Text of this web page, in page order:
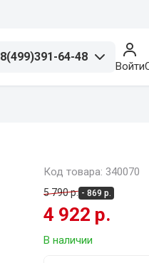
8(499)391-64-48
Войти
Код товара: 340070
5 790 р. - 869 р.
4 922 р.
В наличии